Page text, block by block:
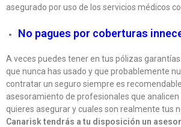
asegurado por uso de los servicios médicos
No pagues por coberturas
A veces puedes tener en tus pólizas
que nunca has usado y que probablemente
contratar un seguro siempre es
asesoramiento de profesionales que analicen
quieres asegurar y cuales son realmente tus
Canarisk tendrás a tu disposición un